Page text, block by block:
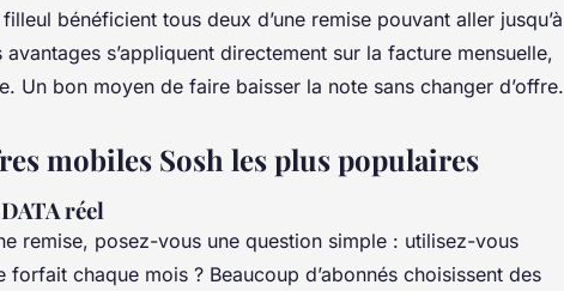
bénéficient tous deux d’une remise pouvant aller jusqu’à
s’appliquent directement sur la facture mensuelle,
Un bon moyen de faire baisser la note sans changer d’offre.
mobiles Sosh les plus populaires
réel
remise, posez-vous une question simple : utilisez-vous
chaque mois ? Beaucoup d’abonnés choisissent des